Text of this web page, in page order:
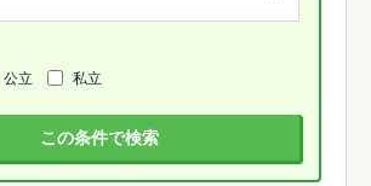
公立 私立
この条件で検索